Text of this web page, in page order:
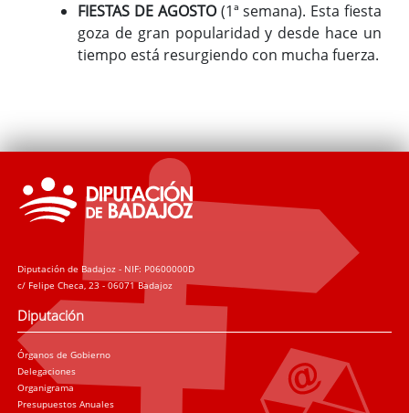
FIESTAS DE AGOSTO(1ª semana). Esta fiesta
goza de gran popularidad y desde hace un
tiempo está resurgiendo con mucha fuerza.
Diputación de Badajoz - NIF: P0600000D
c/ Felipe Checa, 23 - 06071 Badajoz
Diputación
Órganos de Gobierno
Delegaciones
Organigrama
Presupuestos Anuales